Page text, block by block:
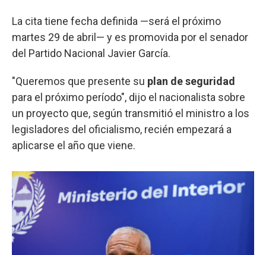
La cita tiene fecha definida —será el próximo
martes 29 de abril— y es promovida por el senador
del Partido Nacional Javier García.
"Queremos que presente su plan de seguridad
para el próximo período", dijo el nacionalista sobre
un proyecto que, según transmitió el ministro a los
legisladores del oficialismo, recién empezará a
aplicarse el año que viene.